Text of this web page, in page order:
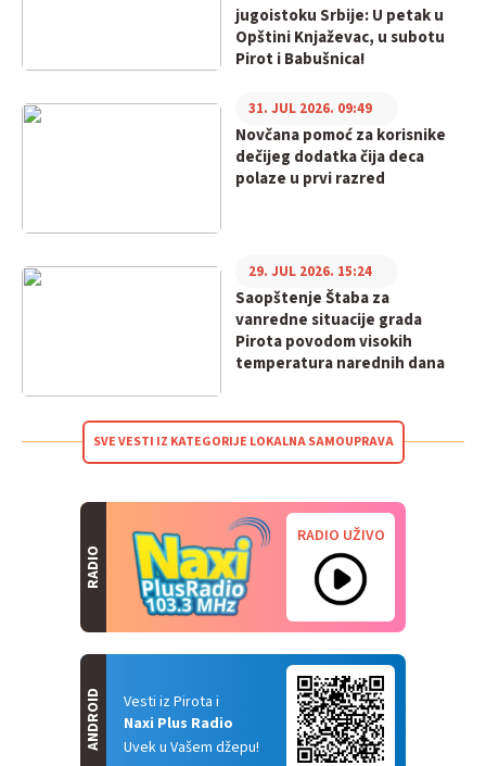
jugoistoku Srbije: U petak u
Opštini Knjaževac, u subotu
Pirot i Babušnica!
Novčana pomoć za korisnike
dečijeg dodatka čija deca
polaze u prvi razred
31. JUL 2026. 09:49
Saopštenje Štaba za
vanredne situacije grada
Pirota povodom visokih
temperatura narednih dana
29. JUL 2026. 15:24
SVE VESTI IZ KATEGORIJE LOKALNA SAMOUPRAVA
RADIO
RADIO UŽIVO
Vesti iz Pirota i
Naxi Plus Radio
Uvek u Vašem džepu!
ANDROID